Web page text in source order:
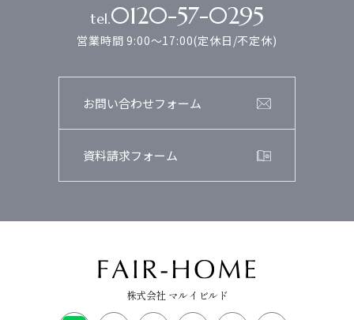
tel.0120-57-0295
営業時間 9:00～17:00(定休日/不定休)
お問い合わせフォーム
資料請求フォーム
株式会社 マルイビルド